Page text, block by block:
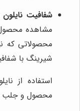
شفافیت
مشاهده محصول
محصولاتی که
شیرینگ با
استفاده از
محصول و جلب